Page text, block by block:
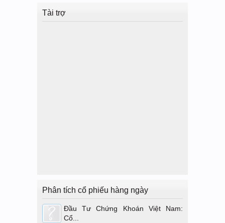
Tài trợ
Phân tích cổ phiếu hàng ngày
Đầu Tư Chứng Khoán Việt Nam:
Cổ...